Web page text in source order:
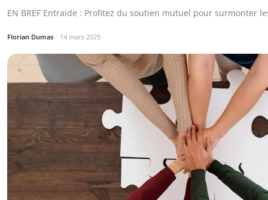
EN BREF Entraide : Profitez du soutien mutuel pour surmonter
Florian Dumas 14 mars 2025